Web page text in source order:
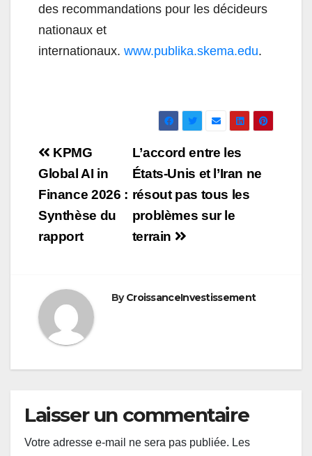
des recommandations pour les décideurs
nationaux et
internationaux. www.publika.skema.edu.
Navigation
de
l’article
L’accord entre les
États-Unis et l’Iran ne
résout pas tous les
problèmes sur le
terrain
KPMG
Global AI in
Finance 2026 :
Synthèse du
rapport
ByCroissanceInvestissement
Laisser un commentaire
Votre adresse e-mail ne sera pas publiée. Les